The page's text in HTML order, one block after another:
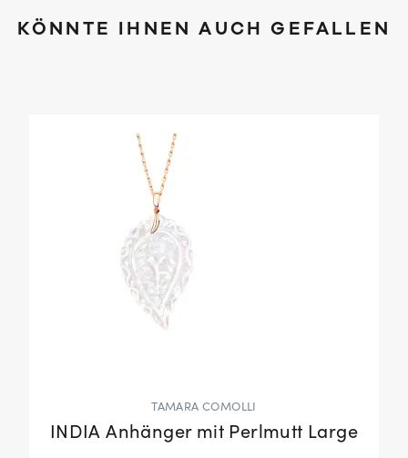
KÖNNTE IHNEN AUCH GEFALLEN
TAMARA COMOLLI
INDIA Anhänger mit Perlmutt Large